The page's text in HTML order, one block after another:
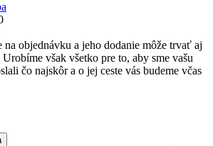
na objednávku a jeho dodanie môže trvať aj
však všetko pre to, aby sme vašu
čo najskôr a o jej ceste vás budeme včas